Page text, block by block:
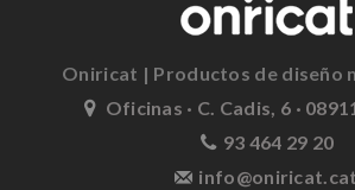
Oniricat | Productos de diseño
Oficinas · C. Cadis, 6 ·
93 464 29 20
info@oniricat.cat